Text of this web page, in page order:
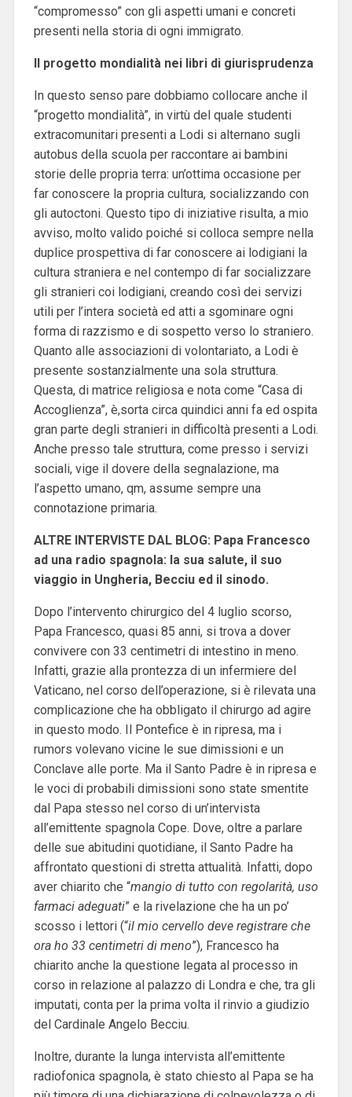
“compromesso” con gli aspetti umani e concreti
presenti nella storia di ogni immigrato.
Il progetto mondialità nei libri di giurisprudenza
In questo senso pare dobbiamo collocare anche il
“progetto mondialità”, in virtù del quale studenti
extracomunitari presenti a Lodi si alternano sugli
autobus della scuola per raccontare ai bambini
storie delle propria terra: un’ottima occasione per
far conoscere la propria cultura, socializzando con
gli autoctoni. Questo tipo di iniziative risulta, a mio
avviso, molto valido poiché si colloca sempre nella
duplice prospettiva di far conoscere ai lodigiani la
cultura straniera e nel contempo di far socializzare
gli stranieri coi lodigiani, creando così dei servizi
utili per l’intera società ed atti a sgominare ogni
forma di razzismo e di sospetto verso lo straniero.
Quanto alle associazioni di volontariato, a Lodi è
presente sostanzialmente una sola struttura.
Questa, di matrice religiosa e nota come “Casa di
Accoglienza”, è,sorta circa quindici anni fa ed ospita
gran parte degli stranieri in difficoltà presenti a Lodi.
Anche presso tale struttura, come presso i servizi
sociali, vige il dovere della segnalazione, ma
l’aspetto umano, qm, assume sempre una
connotazione primaria.
ALTRE INTERVISTE DAL BLOG: Papa Francesco
ad una radio spagnola: la sua salute, il suo
viaggio in Ungheria, Becciu ed il sinodo.
Dopo l’intervento chirurgico del 4 luglio scorso,
Papa Francesco, quasi 85 anni, si trova a dover
convivere con 33 centimetri di intestino in meno.
Infatti, grazie alla prontezza di un infermiere del
Vaticano, nel corso dell’operazione, si è rilevata una
complicazione che ha obbligato il chirurgo ad agire
in questo modo. Il Pontefice è in ripresa, ma i
rumors volevano vicine le sue dimissioni e un
Conclave alle porte. Ma il Santo Padre è in ripresa e
le voci di probabili dimissioni sono state smentite
dal Papa stesso nel corso di un’intervista
all’emittente spagnola Cope. Dove, oltre a parlare
delle sue abitudini quotidiane, il Santo Padre ha
affrontato questioni di stretta attualità. Infatti, dopo
aver chiarito che “mangio di tutto con regolarità, uso
farmaci adeguati” e la rivelazione che ha un po’
scosso i lettori (“il mio cervello deve registrare che
ora ho 33 centimetri di meno”), Francesco ha
chiarito anche la questione legata al processo in
corso in relazione al palazzo di Londra e che, tra gli
imputati, conta per la prima volta il rinvio a giudizio
del Cardinale Angelo Becciu.
Inoltre, durante la lunga intervista all’emittente
radiofonica spagnola, è stato chiesto al Papa se ha